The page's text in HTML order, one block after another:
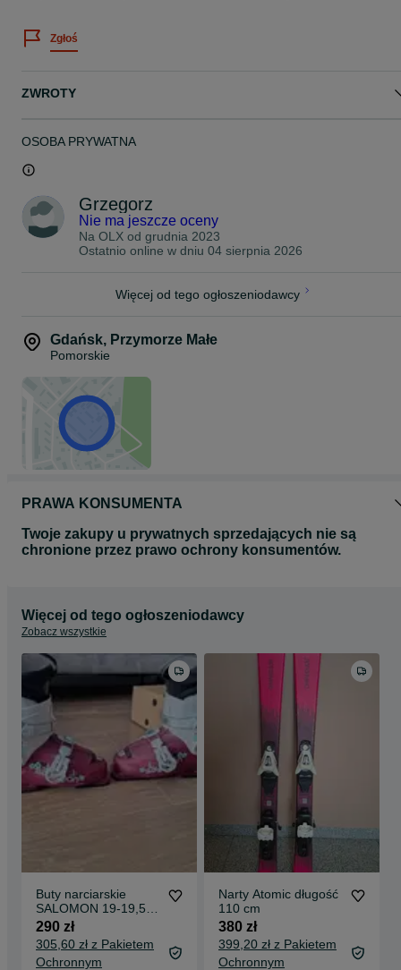
Zgłoś
ZWROTY
OSOBA PRYWATNA
Grzegorz
Nie ma jeszcze oceny
Na OLX od grudnia 2023
Ostatnio online w dniu 04 sierpnia 2026
Więcej od tego ogłoszeniodawcy
Gdańsk, Przymorze Małe
Pomorskie
PRAWA KONSUMENTA
Twoje zakupy u prywatnych sprzedających nie są
chronione przez prawo ochrony konsumentów.
Więcej od tego ogłoszeniodawcy
Zobacz wszystkie
Buty narciarskie
SALOMON 19-19,5
(na 29- 30 wg EU)
290 zł
305,60 zł z Pakietem
Ochronnym
Narty Atomic długość
110 cm
380 zł
399,20 zł z Pakietem
Ochronnym